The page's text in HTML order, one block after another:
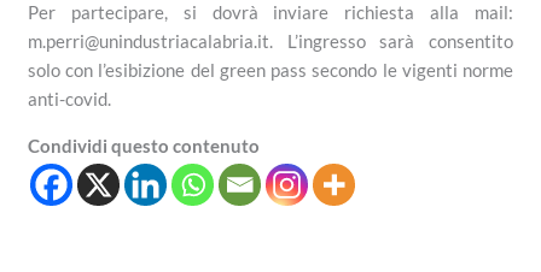
Per partecipare, si dovrà inviare richiesta alla mail:
m.perri@unindustriacalabria.it. L’ingresso sarà consentito
solo con l’esibizione del green pass secondo le vigenti norme
anti-covid.
Condividi questo contenuto